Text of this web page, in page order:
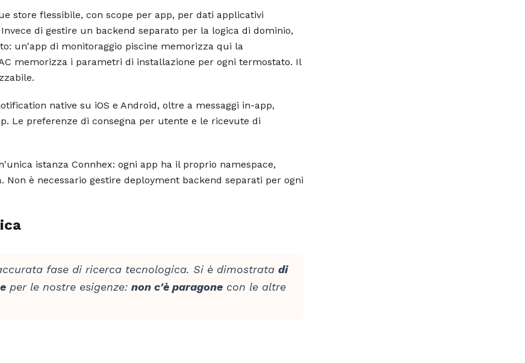
store flessibile, con scope per app, per dati applicativi
di gestire un backend separato per la logica di dominio,
un'app di monitoraggio piscine memorizza qui la
memorizza i parametri di installazione per ogni termostato. Il
native su iOS e Android, oltre a messaggi in-app,
Le preferenze di consegna per utente e le ricevute di
istanza Connhex: ogni app ha il proprio namespace,
è necessario gestire deployment backend separati per ogni
fase di ricerca tecnologica. Si è dimostrata di
per le nostre esigenze: non c'è paragonecon le altre